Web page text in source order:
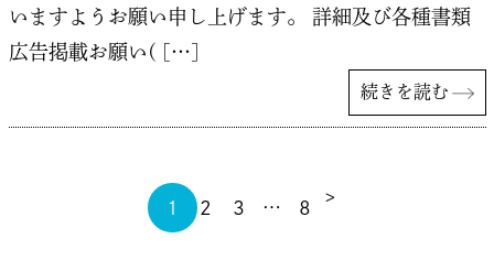
いますようお願い申し上げます。 詳細及び各種書類
広告掲載お願い( […]
続きを読む
1 2 3 … 8 >